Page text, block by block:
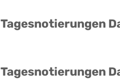
Tagesnotierungen
Tagesnotierungen